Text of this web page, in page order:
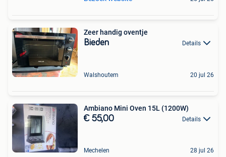
Zeer handig oventje
Bieden Details
Walshoutem 20 jul 26
Ambiano Mini Oven 15L (1200W)
€ 55,00 Details
Mechelen 28 jul 26